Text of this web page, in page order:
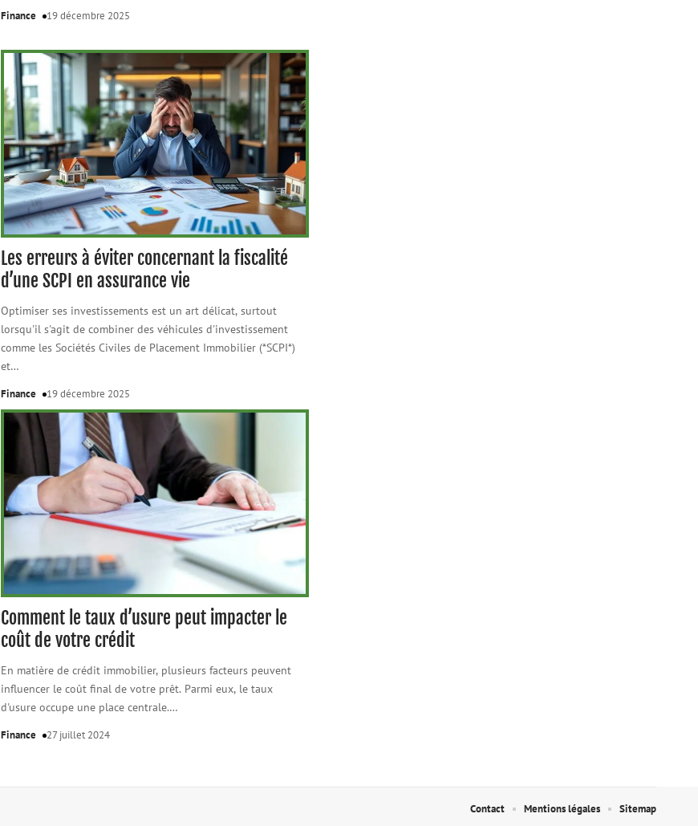
Finance 19 décembre 2025
Les erreurs à éviter concernant la fiscalité
d’une SCPI en assurance vie
Optimiser ses investissements est un art délicat, surtout
lorsqu'il s'agit de combiner des véhicules d'investissement
comme les Sociétés Civiles de Placement Immobilier (*SCPI*)
et…
Finance 19 décembre 2025
Comment le taux d’usure peut impacter le
coût de votre crédit
En matière de crédit immobilier, plusieurs facteurs peuvent
influencer le coût final de votre prêt. Parmi eux, le taux
d'usure occupe une place centrale.…
Finance 27 juillet 2024
Contact Mentions légales Sitemap